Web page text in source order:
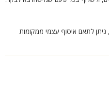
לתאם איסוף עצמי ממקומות